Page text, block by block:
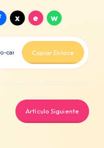
Compartir
Facebook
xCompartir
X
e Compartir
wCompartir
Whatsapp
Copiar Enlace
Artículo Siguiente